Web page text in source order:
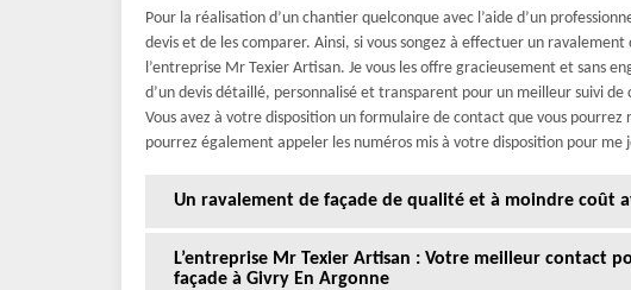
Pour la réalisation d’un chantier quelconque avec l’aide d’un
devis et de les comparer. Ainsi, si vous songez à effectuer un ravalement
l’entreprise Mr Texier Artisan. Je vous les offre gracieusement et sans
d’un devis détaillé, personnalisé et transparent pour un meilleur suivi
Vous avez à votre disposition un formulaire de contact que vous pourrez
pourrez également appeler les numéros mis à votre disposition pour
Un ravalement de façade de qualité et à moindre coût
L’entreprise Mr Texier Artisan : Votre meilleur contact
façade à Givry En Argonne